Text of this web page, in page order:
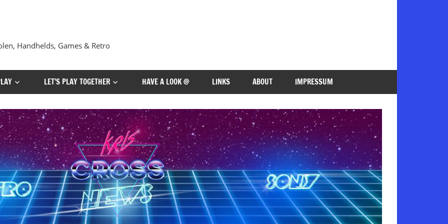
Handhelds, Games & Retro
LET’S PLAY TOGETHER HAVE A LOOK @ LINKS ABOUT IMPRESSUM